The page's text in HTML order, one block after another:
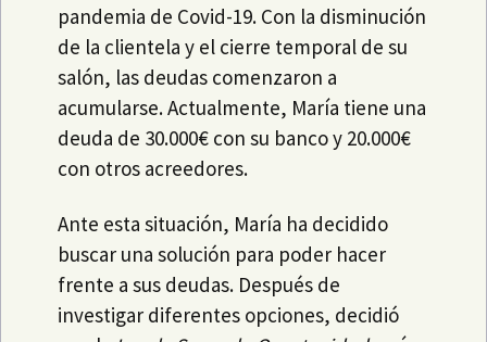
pandemia de Covid-19. Con la disminución
de la clientela y el cierre temporal de su
salón, las deudas comenzaron a
acumularse. Actualmente, María tiene una
deuda de 30.000€ con su banco y 20.000€
con otros acreedores.
Ante esta situación, María ha decidido
buscar una solución para poder hacer
frente a sus deudas. Después de
investigar diferentes opciones, decidió